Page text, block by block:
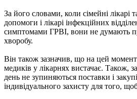
За його словами, коли сімейні лікарі
допомоги і лікарі інфекційних
симптомами ГРВІ, вони не думають
хворобу.
Він також зазначив, що на цей момент
медиків у лікарнях вистачає. Також,
день не зупиняються поставки і
індивідуального захисту для того,